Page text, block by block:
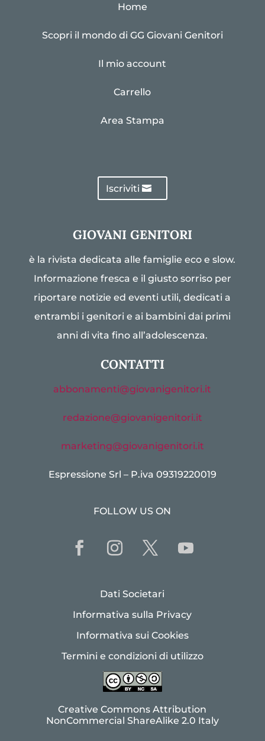
Home
Scopri il mondo di GG Giovani Genitori
Il mio account
Carrello
Area Stampa
Iscriviti
GIOVANI GENITORI
è la rivista dedicata alle famiglie eco e slow.
Informazione fresca e il giusto sorriso per
riportare notizie ed eventi utili, dedicati a
entrambi i genitori e ai bambini dai primi
anni di vita fino all’adolescenza.
CONTATTI
abbonamenti@giovanigenitori.it
redazione@giovanigenitori.it
marketing@giovanigenitori.it
Espressione Srl – P.iva 09319220019
FOLLOW US ON
Dati Societari
Informativa sulla Privacy
Informativa sui Cookies
Termini e condizioni di utilizzo
Creative Commons Attribution
NonCommercial ShareAlike 2.0 Italy